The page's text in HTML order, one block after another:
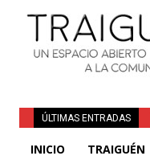
ÚLTIMAS ENTRADAS
INICIO TRAIGUÉN